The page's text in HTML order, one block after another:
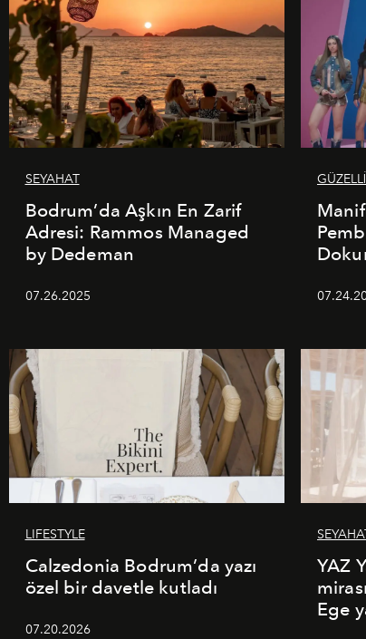
SEYAHAT
Bodrum’da Aşkın En Zarif
Adresi: Rammos Managed
by Dedeman
07.26.2025
LIFESTYLE
Calzedonia Bodrum’da yazı
özel bir davetle kutladı
07.20.2026
YAZ
Ege